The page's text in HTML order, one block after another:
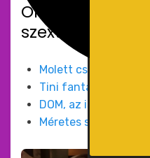
Olvasd el ezeket
Molett csaj a buszról
Tini fantáziák
DOM, az ismeretlen,
Méretes szopatás